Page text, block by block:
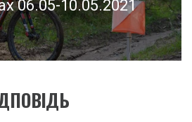
06.05-10.05.2021